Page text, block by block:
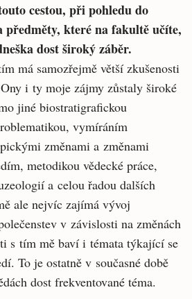
cestou, při pohledu do
které na fakultě učíte,
dost široký záběr.
má samozřejmě větší zkušenosti
i ty moje zájmy zůstaly široké
jiné biostratigrafickou
vymíráním
změnami a změnami
metodikou vědecké práce,
a celou řadou dalších
ale nejvíc zajímá vývoj
v závislosti na změnách
s tím mě baví i témata týkající se
To je ostatně v současné době
dost frekventované téma.